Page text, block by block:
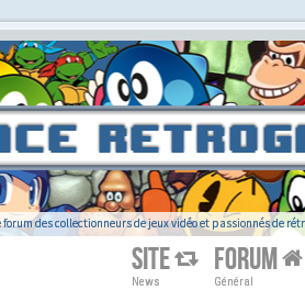
forum des collectionneurs de jeux vidéo et passionnés de
SITE
News
FORUM
Général